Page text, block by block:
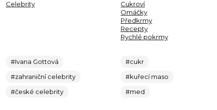
Celebrity
#Ivana Gottová
#zahraniční celebrity
#české celebrity
Cukroví
Omáčky
Předkrmy
Recepty
Rychlé pokrmy
#cukr
#kuřecí maso
#med